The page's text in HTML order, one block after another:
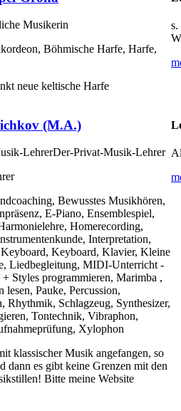
Musikerin
Böhmische Harfe, Harfe,
neue keltische Harfe
s.
(M.A.)
Der-Privat-Musik-Lehrer
Bewusstes Musikhören,
E-Piano, Ensemblespiel,
Homerecording,
Interpretation,
Keyboard, Klavier, Kleine
Liedbegleitung, MIDI-Unterricht -
Styles programmieren, Marimba ,
lesen, Pauke, Percussion,
Rhythmik, Schlagzeug, Synthesizer,
Tontechnik, Vibraphon,
Xylophon
klassischer Musik angefangen, so
dann es gibt keine Grenzen mit den
Bitte meine Website